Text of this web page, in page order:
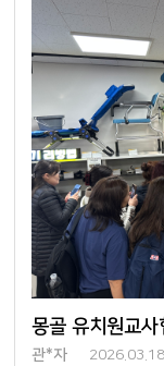
몽골 유치원교사
관*자 2026.03.18